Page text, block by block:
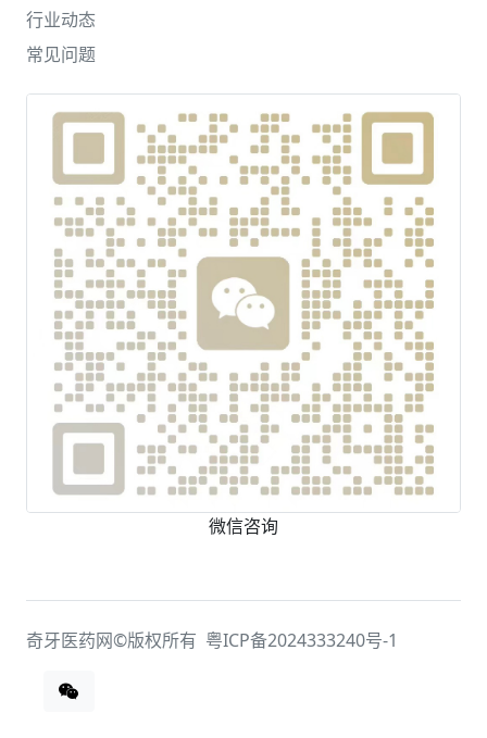
行业动态
常见问题
微信咨询
奇牙医药网©版权所有 粤ICP备2024333240号-1